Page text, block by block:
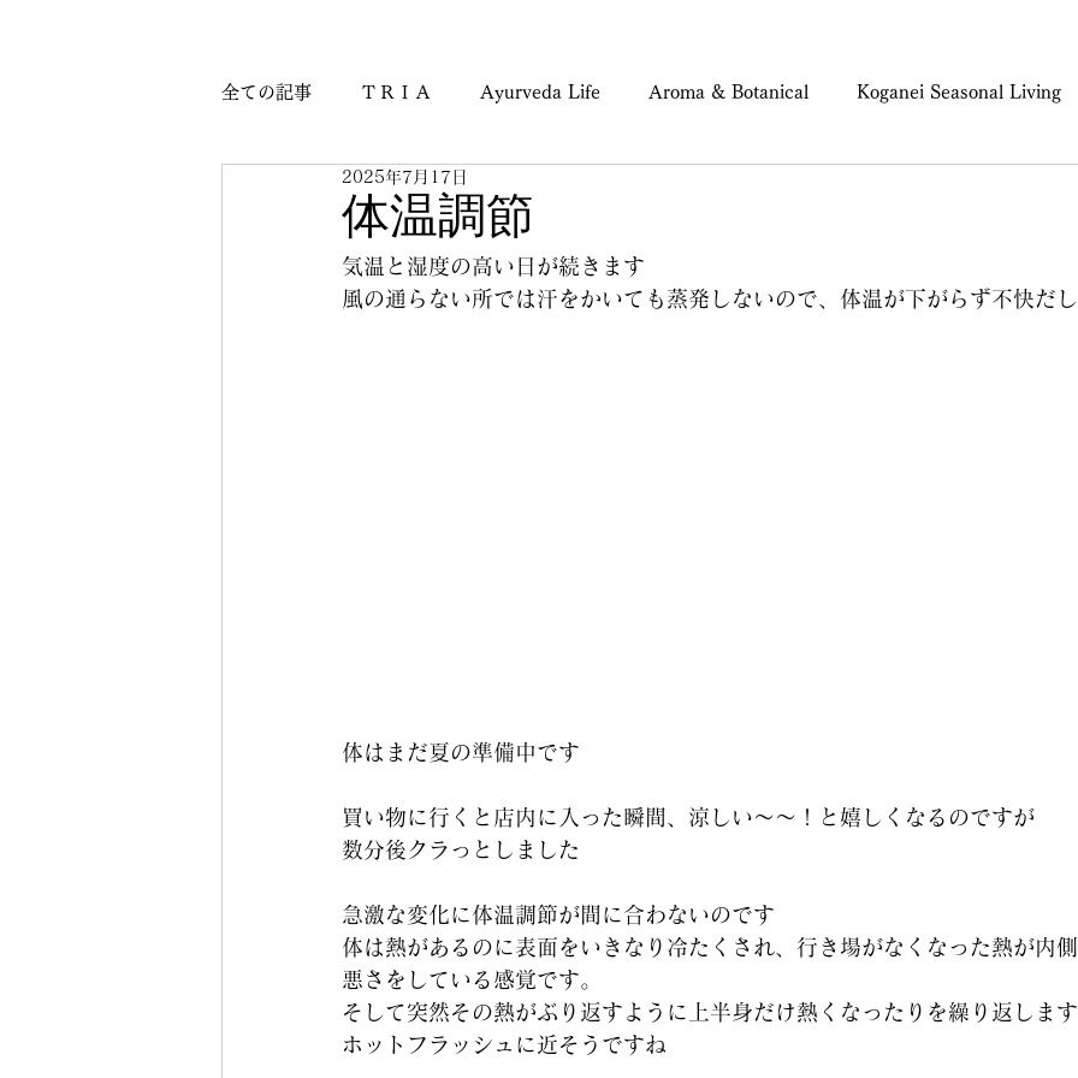
全ての記事 ＴＲＩＡ Ayurveda Life Aroma & Botanical Koganei Seasonal Living
Journey & Culture Notes
体温調節
2025年7月17日
気温と湿度の高い日が続きます
風の通らない所では汗をかいても蒸発しないので、体温が下がらず不快だ
体はまだ夏の準備中です
買い物に行くと店内に入った瞬間、涼しい～～！と嬉しくなるのですが
数分後クラっとしました
急激な変化に体温調節が間に合わないのです
体は熱があるのに表面をいきなり冷たくされ、行き場がなくなった熱が内
悪さをしている感覚です。
そして突然その熱がぶり返すように上半身だけ熱くなったりを繰り返します
ホットフラッシュに近そうですね